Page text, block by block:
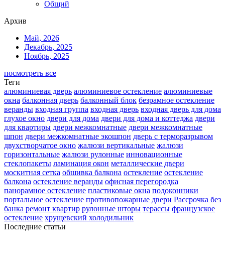
Общий
Архив
Май, 2026
Декабрь, 2025
Ноябрь, 2025
посмотреть все
Теги
алюминиевая дверь алюминиевое остекление алюминиевые
окна балконная дверь балконный блок безрамное остекление
веранды входная группа входная дверь входная дверь для дома
глухое окно двери для дома двери для дома и коттеджа двери
для квартиры двери межкомнатные двери межкомнатные
шпон двери межкомнатные экошпон дверь с терморазрывом
двухстворчатое окно жалюзи вертикальные жалюзи
горизонтальные жалюзи рулонные инновационные
стеклопакеты ламинация окон металлические двери
москитная сетка обшивка балкона остекление остекление
балкона остекление веранды офисная перегородка
панорамное остекление пластиковые окна подоконники
портальное остекление противопожарные двери Рассрочка без
банка ремонт квартир рулонные шторы терассы французское
остекление хрущевский холодильник
Последние статьи